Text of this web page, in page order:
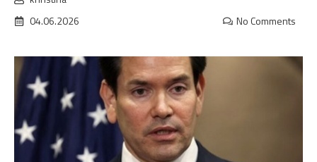
04.06.2026
No Comments